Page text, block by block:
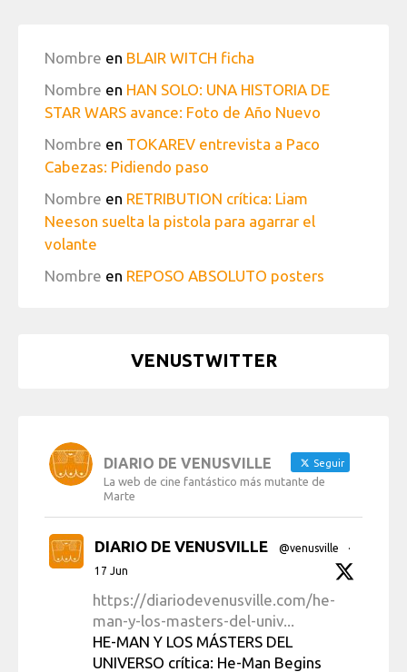
Nombre en BLAIR WITCH ficha
Nombre en HAN SOLO: UNA HISTORIA DE
STAR WARS avance: Foto de Año Nuevo
Nombre en TOKAREV entrevista a Paco
Cabezas: Pidiendo paso
Nombre en RETRIBUTION crítica: Liam
Neeson suelta la pistola para agarrar el
volante
Nombre en REPOSO ABSOLUTO posters
VENUSTWITTER
DIARIO DE VENUSVILLE Seguir
La web de cine fantástico más mutante de
Marte
DIARIO DE VENUSVILLE @venusville
·
17 Jun
https://diariodevenusville.com/he-
man-y-los-masters-del-univ...
HE-MAN Y LOS MÁSTERS DEL
UNIVERSO crítica: He-Man Begins